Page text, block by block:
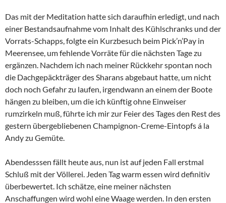
Das mit der Meditation hatte sich daraufhin erledigt, und nach
einer Bestandsaufnahme vom Inhalt des Kühlschranks und der
Vorrats-Schapps, folgte ein Kurzbesuch beim Pick’n’Pay in
Meerensee, um fehlende Vorräte für die nächsten Tage zu
ergänzen. Nachdem ich nach meiner Rückkehr spontan noch
die Dachgepäckträger des Sharans abgebaut hatte, um nicht
doch noch Gefahr zu laufen, irgendwann an einem der Boote
hängen zu bleiben, um die ich künftig ohne Einweiser
rumzirkeln muß, führte ich mir zur Feier des Tages den Rest des
gestern übergebliebenen Champignon-Creme-Eintopfs á la
Andy zu Gemüte.
Abendesssen fällt heute aus, nun ist auf jeden Fall erstmal
Schluß mit der Völlerei. Jeden Tag warm essen wird definitiv
überbewertet. Ich schätze, eine meiner nächsten
Anschaffungen wird wohl eine Waage werden. In den ersten